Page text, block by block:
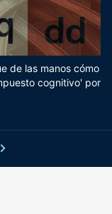
de las manos cómo
cognitivo' por